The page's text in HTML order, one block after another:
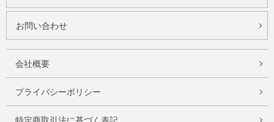
お問い合わせ
会社概要
プライバシーポリシー
特定商取引法に基づく表記